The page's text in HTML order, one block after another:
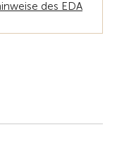
des EDA